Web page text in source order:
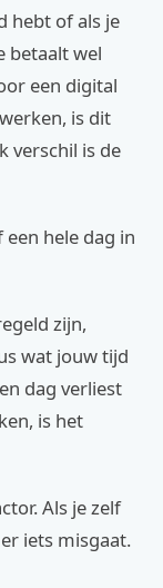
hebt of als je
betaalt wel
een digital
is dit
verschil is de
hele dag in
zijn,
wat jouw tijd
dag verliest
is het
Als je zelf
iets misgaat.